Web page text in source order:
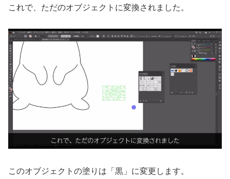
これで、ただのオブジェクトに変換されました。
このオブジェクトの塗りは「黒」に変更します。